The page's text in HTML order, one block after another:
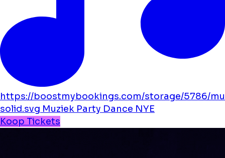
https://boostmybookings.com/storage/5786/
solid.svg Muziek Party Dance NYE
Koop Tickets